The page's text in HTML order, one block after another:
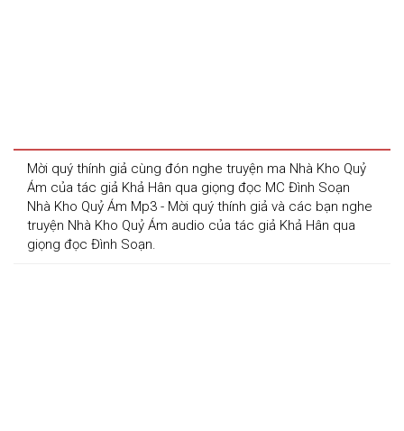
Mời quý thính giả cùng đón nghe truyện ma Nhà Kho Quỷ
Ám của tác giả Khả Hân qua giọng đọc MC Đình Soạn
Nhà Kho Quỷ Ám Mp3 - Mời quý thính giả và các bạn nghe
truyện Nhà Kho Quỷ Ám audio của tác giả Khả Hân qua
giọng đọc Đình Soạn.